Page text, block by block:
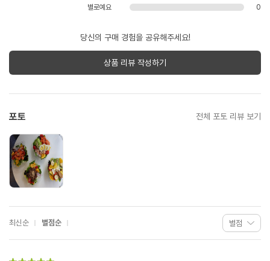
별로예요
0
당신의 구매 경험을 공유해주세요!
상품 리뷰 작성하기
포토 전체 포토 리뷰 보기
최신순 별점순